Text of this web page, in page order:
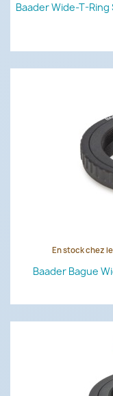
Baader Wide-T-Ring
En stock chez
Baader Bague